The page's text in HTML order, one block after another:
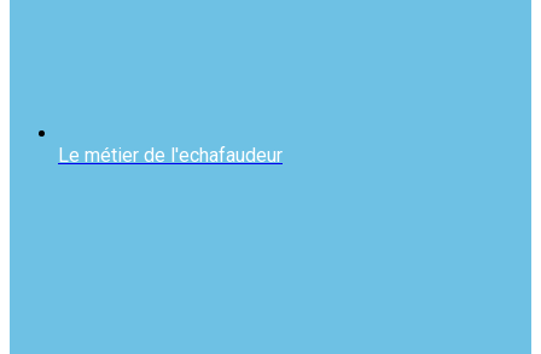
Le métier de l'echafaudeur